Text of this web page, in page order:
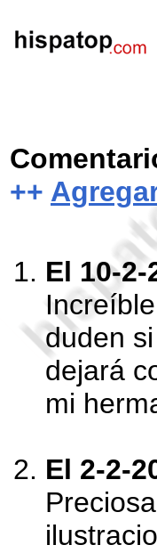
++
El 10-2-
duden
dejará
mi
El 2-2-